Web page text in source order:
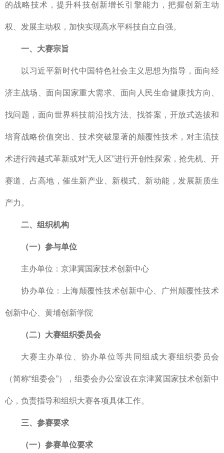
的战略技术，提升科技创新增长引擎能力，把握创新主动
权、发展主动权，加快实现高水平科技自立自强。
一、大赛宗旨
以习近平新时代中国特色社会主义思想为指导，面向经
济主战场、面向国家重大需求、面向人民生命健康找方向、
找问题，面向世界科技前沿找方法、找答案，开放式选拔和
培育战略价值突出、技术突破显著的颠覆性技术，对主流技
术进行跨越式革新或对“无人区”进行开创性探索，抢先机、开
赛道、占高地，催生新产业、新模式、新动能，发展新质生
产力。
二、组织机构
（一）参与单位
主办单位：京津冀国家技术创新中心
协办单位：上海颠覆性技术创新中心、广州颠覆性技术
创新中心、黄埔创新学院
（二）大赛组织委员会
大赛主办单位、协办单位等共同组成大赛组织委员会
（简称“组委会”），组委会办公室设在京津冀国家技术创新中
心，负责指导和组织大赛各项具体工作。
三、参赛要求
（一）参赛单位要求